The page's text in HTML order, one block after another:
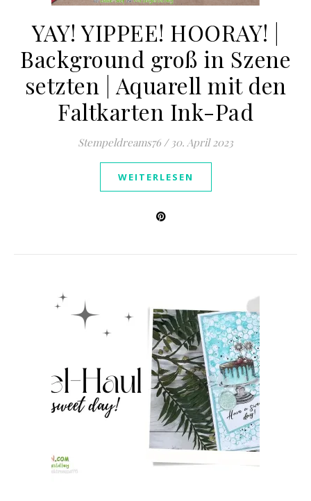
YAY! YIPPEE! HOORAY! |
Background groß in Szene
setzten | Aquarell mit den
Faltkarten Ink-Pad
Stempeldreams76 / 30. April 2023
WEITERLESEN